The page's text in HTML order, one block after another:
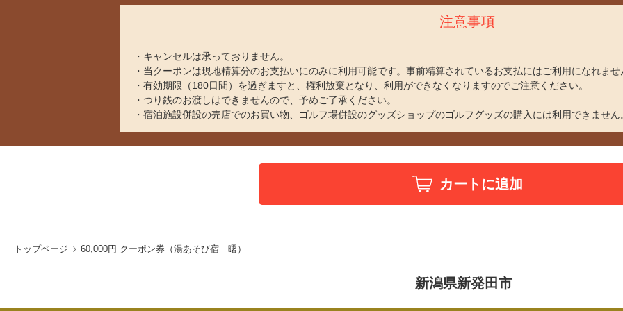
注意事項
キャンセルは承っておりません。
当クーポンは現地精算分のお支払いにのみに利用可能です。事前精算されているお支払にはご利用になれませ
有効期限（180日間）を過ぎますと、権利放棄となり、利用ができなくなりますのでご注意ください。
つり銭のお渡しはできませんので、予めご了承ください。
宿泊施設併設の売店でのお買い物、ゴルフ場併設のグッズショップのゴルフグッズの購入には利用できません
カートに追加
トップページ 60,000円 クーポン券（湯あそび宿 曙）
新潟県新発田市